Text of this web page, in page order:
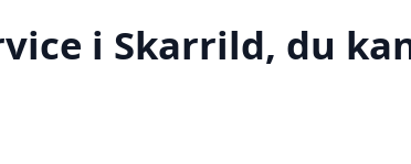
i Skarrild, du